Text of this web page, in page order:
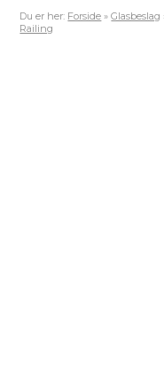
Du er her: Forside »Glasbeslag
Railing